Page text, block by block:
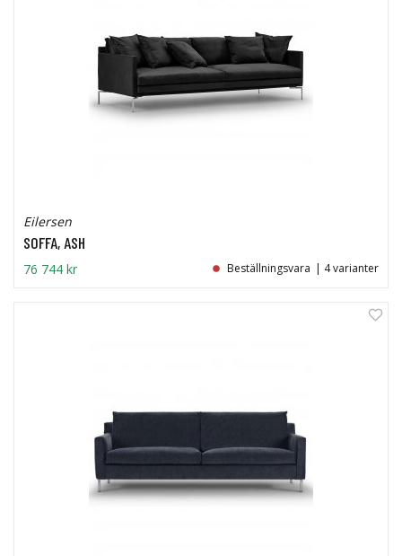
Eilersen
SOFFA, ASH
76 744 kr Beställningsvara | 4 varianter